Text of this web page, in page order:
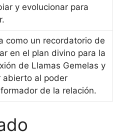
y evolucionar para
como un recordatorio de
en el plan divino para la
de Llamas Gemelas y
abierto al poder
de la relación.